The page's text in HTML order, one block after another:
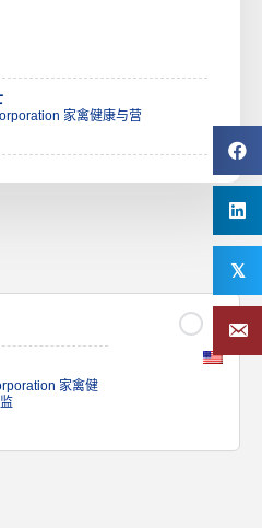
家禽健
家禽健康与营
𝕏